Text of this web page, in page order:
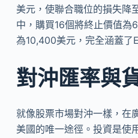
美元，使聯合職位的損失降
中，購買16個將終止價值為
為10,400美元，完全涵蓋了
對沖匯率與
就像股票市場對沖一樣，在
美國的唯一途徑。投資是使